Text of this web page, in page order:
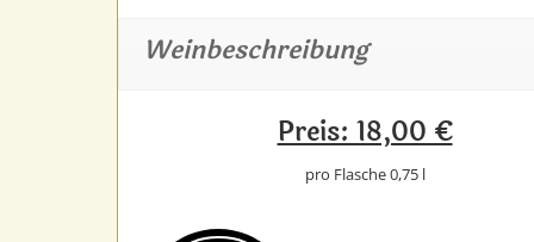
Weinbeschreibung
Preis: 18,00 €
pro Flasche 0,75 l